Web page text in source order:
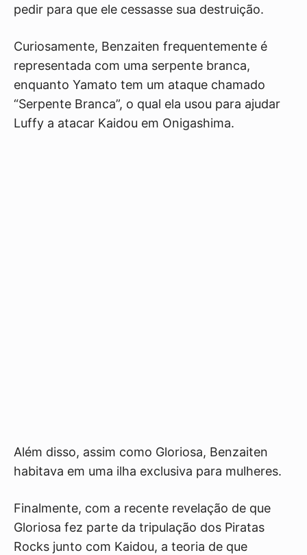
pedir para que ele cessasse sua destruição.
Curiosamente, Benzaiten frequentemente é
representada com uma serpente branca,
enquanto Yamato tem um ataque chamado
“Serpente Branca”, o qual ela usou para ajudar
Luffy a atacar Kaidou em Onigashima.
Além disso, assim como Gloriosa, Benzaiten
habitava em uma ilha exclusiva para mulheres.
Finalmente, com a recente revelação de que
Gloriosa fez parte da tripulação dos Piratas
Rocks junto com Kaidou, a teoria de que